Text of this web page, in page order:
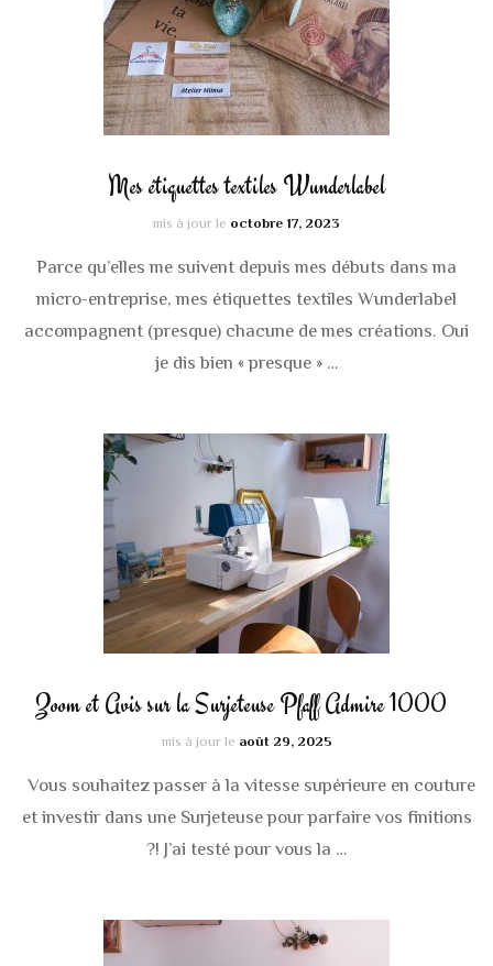
Mes étiquettes textiles Wunderlabel
mis à jour le octobre 17, 2023
Parce qu’elles me suivent depuis mes débuts dans ma
micro-entreprise, mes étiquettes textiles Wunderlabel
accompagnent (presque) chacune de mes créations. Oui
je dis bien « presque » …
Zoom et Avis sur la Surjeteuse Pfaff Admire 1000
mis à jour le août 29, 2025
Vous souhaitez passer à la vitesse supérieure en couture
et investir dans une Surjeteuse pour parfaire vos finitions
?! J’ai testé pour vous la …